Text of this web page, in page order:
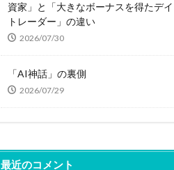
資家」と「大きなボーナスを得たデイ
トレーダー」の違い
2026/07/30
「AI神話」の裏側
2026/07/29
最近のコメント